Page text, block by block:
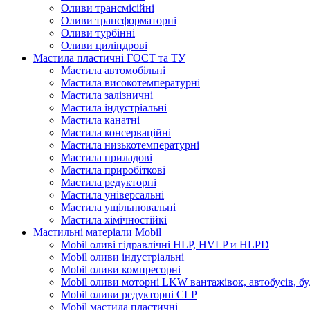
Оливи трансмісійні
Оливи трансформаторні
Оливи турбінні
Оливи циліндрові
Мастила пластичні ГОСТ та ТУ
Мастила автомобільні
Мастила високотемпературні
Мастила залізничні
Мастила індустріальні
Мастила канатні
Мастила консерваційні
Мастила низькотемпературні
Мастила приладові
Мастила приробіткові
Мастила редукторні
Мастила універсальні
Мастила ущільнювальні
Мастила хімічностійкі
Мастильні матеріали Mobil
Mobil оливі гідравлічні HLP, HVLP и HLPD
Mobil оливи індустріальні
Mobil оливи компресорні
Mobil оливи моторні LKW вантажівок, автобусів,
Mobil оливи редукторні CLP
Mobil мастила пластичні